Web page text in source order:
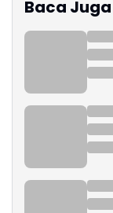
Baca Juga